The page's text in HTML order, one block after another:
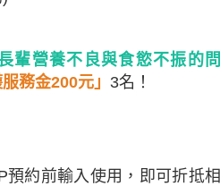
輩營養不良與食慾不振的問
服務金200元」 3名！
約前輸入使用，即可折抵相